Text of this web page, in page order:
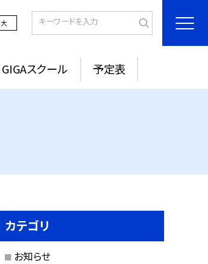
大
GIGAスクール 予定表
カテゴリ
お知らせ